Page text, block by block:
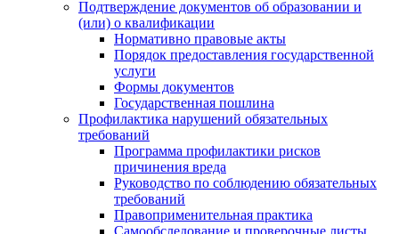
Подтверждение документов об образовании и
(или) о квалификации
Нормативно правовые акты
Порядок предоставления государственной
услуги
Формы документов
Государственная пошлина
Профилактика нарушений обязательных
требований
Программа профилактики рисков
причинения вреда
Руководство по соблюдению обязательных
требований
Правоприменительная практика
Самообследование и проверочные листы